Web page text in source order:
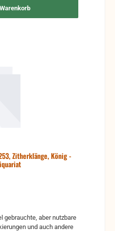
Zitherklänge, König -
und auch andere